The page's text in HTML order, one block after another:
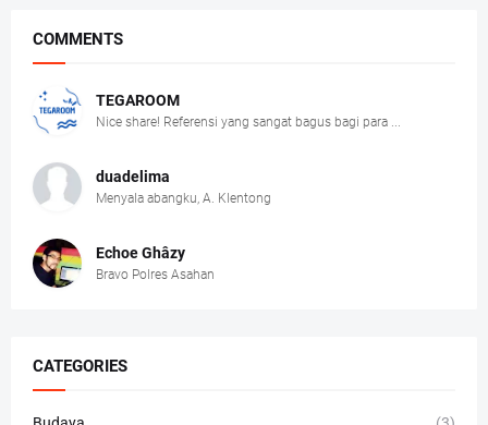
COMMENTS
TEGAROOM
Nice share! Referensi yang sangat bagus bagi para ...
duadelima
Menyala abangku, A. Klentong
Echoe Ghâzy
Bravo Polres Asahan
CATEGORIES